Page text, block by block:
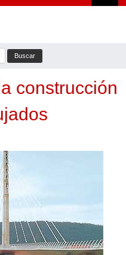
construcción